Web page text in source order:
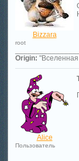
Bizzara
root
Origin:
Alice
Пользователь